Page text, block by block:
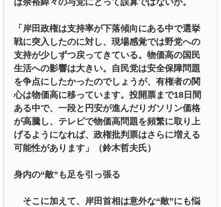
は余裕綽々の与党にとって誤算ではないか。
「岸田政権は支持率が下落傾向にある中で選挙
戦に突入したのに対し、現場感覚では野党への
支持が少しずつ戻ってきている。物価高の国民
生活への影響は大きい。自民党は安全保障問題
を争点にしたかったのでしょうが、有権者の関
心は物価高に移っています。投開票まで18日間
ある中で、一段と円安が進んだりガソリン価格
が高騰し、テレビで物価高問題を頻繁に取り上
げるようになれば、政権批判票はさらに増える
可能性があります」（鈴木哲夫氏）
身内の“敵”も足を引っ張る
そこに加えて、岸田首相は意外な“敵”にも悩